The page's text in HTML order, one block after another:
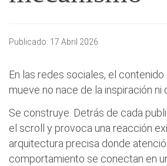
Publicado: 17 Abril 2026
En las redes sociales, el
mueve no nace de la inspiración ni
Se construye. Detrás de cada
el scroll y provoca una reacción
arquitectura precisa donde
comportamiento se conectan en